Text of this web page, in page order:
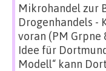
Mikrohandel zur
Drogenhandels -
voran (PM Grpne
Idee für
Modell“ kann